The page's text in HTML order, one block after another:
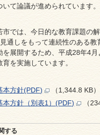
いて論議が進められています。
では、今日的な教育課題の
通しをもって連続性のある教
を展開するため、平成28年4
を実施しています。
本方針(PDF)
（1,344.8 KB）
本方針（別表1）(PDF)
（
する